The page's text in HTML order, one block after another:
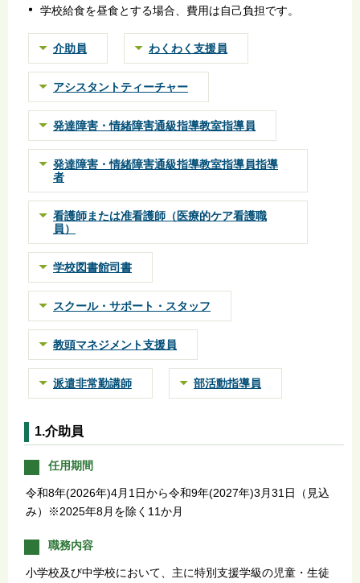
学校給食を昼食とする場合、費用は自己負担です。
介助員 わくわく支援員
アシスタントティーチャー
発達障害・情緒障害通級指導教室指導員
発達障害・情緒障害通級指導教室指導員指導
者
看護師または准看護師（医療的ケア看護職
員）
学校図書館司書
スクール・サポート・スタッフ
教頭マネジメント支援員
派遣非常勤講師 部活動指導員
1.介助員
任用期間
令和8年(2026年)4月1日から令和9年(2027年)3月31日（見込
み）※2025年8月を除く11か月
職務内容
小学校及び中学校において、主に特別支援学級の児童・生徒